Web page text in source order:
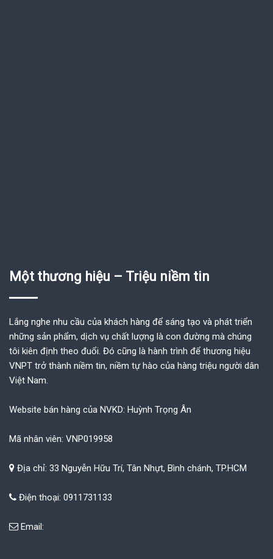
Một thương hiệu – Triệu niềm tin
Lắng nghe nhu cầu của khách hàng để sáng tạo và phát triển
những sản phẩm, dịch vụ chất lượng là con đường mà chúng
tôi kiên định theo đuổi. Đó cũng là hành trình để thương hiệu
VNPT trở thành niềm tin, niềm tự hào của hàng triệu người dân
Việt Nam.
Website bán hàng của NVKD: Huỳnh Trọng Ân
Mã nhân viên: VNP019958
Địa chỉ: 33 Nguyễn Hữu Trí, Tân Nhựt, Bình chánh, TP.HCM
Điện thoại: 0911731133
Email: